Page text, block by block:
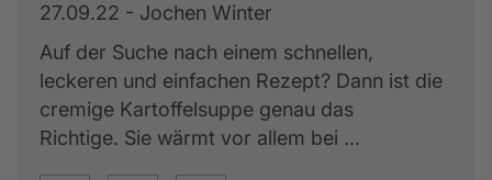
27.09.22 - Jochen Winter
Auf der Suche nach einem schnellen,
leckeren und einfachen Rezept? Dann ist die
cremige Kartoffelsuppe genau das
Richtige. Sie wärmt vor allem bei ...